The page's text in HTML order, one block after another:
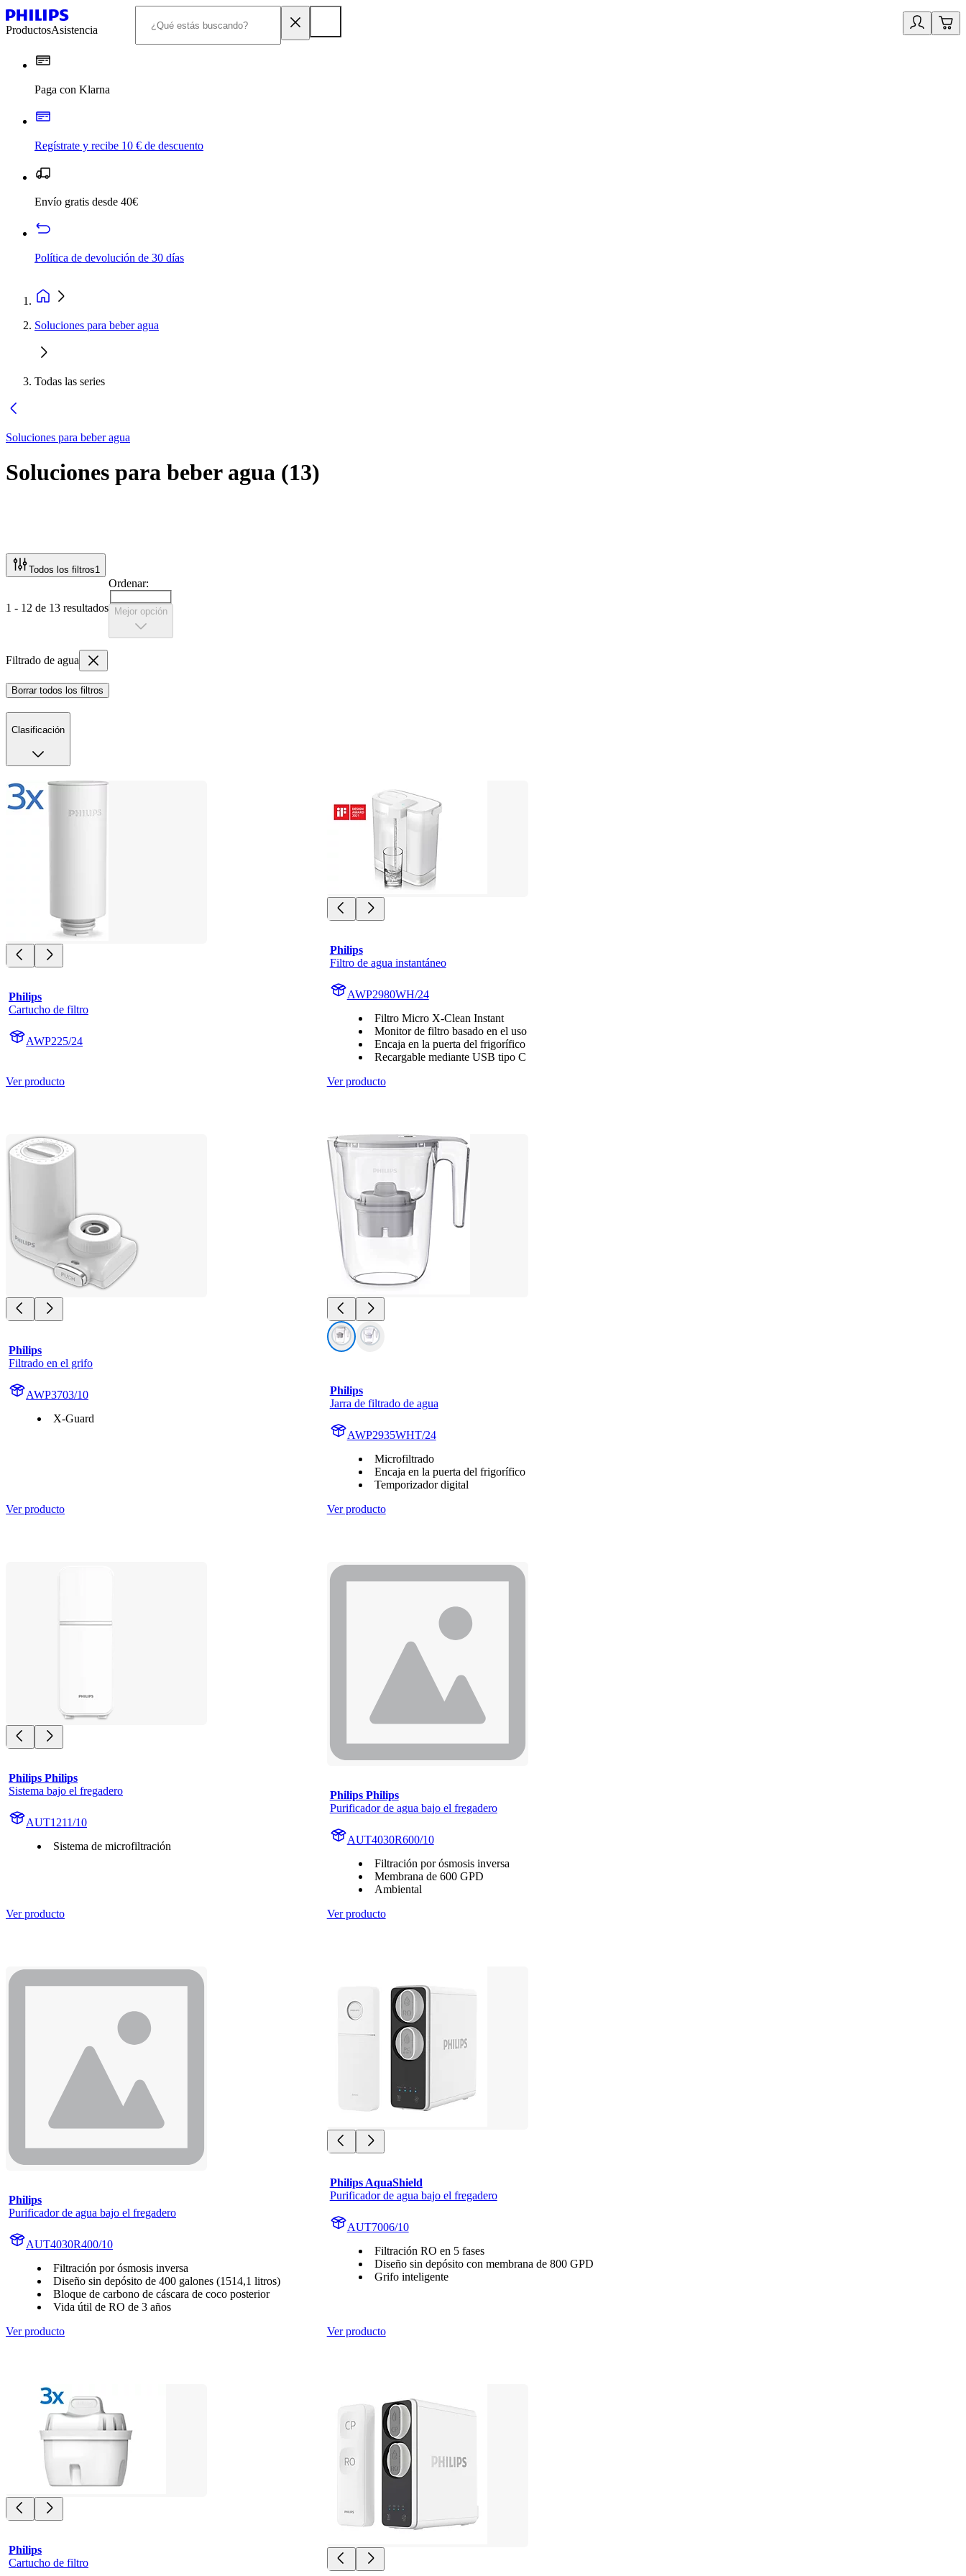
ProductosAsistencia
Paga con Klarna
Regístrate y recibe 10 € de descuento
Envío gratis desde 40€
Política de devolución de 30 días
Soluciones para beber agua
Todas las series
Soluciones para beber agua
Soluciones para beber agua (13)
Todos los filtros1
1 - 12 de 13 resultados
Ordenar:
Mejor opción
Filtrado de agua
Borrar todos los filtros
Clasificación
Philips
Cartucho de filtro
AWP225/24
Ver producto
Philips
Filtro de agua instantáneo
AWP2980WH/24
Filtro Micro X-Clean Instant
Monitor de filtro basado en el uso
Encaja en la puerta del frigorífico
Recargable mediante USB tipo C
Ver producto
Philips
Filtrado en el grifo
AWP3703/10
X-Guard
Ver producto
Philips
Jarra de filtrado de agua
AWP2935WHT/24
Microfiltrado
Encaja en la puerta del frigorífico
Temporizador digital
Ver producto
Philips Philips
Sistema bajo el fregadero
AUT1211/10
Sistema de microfiltración
Ver producto
Philips Philips
Purificador de agua bajo el fregadero
AUT4030R600/10
Filtración por ósmosis inversa
Membrana de 600 GPD
Ambiental
Ver producto
Philips
Purificador de agua bajo el fregadero
AUT4030R400/10
Filtración por ósmosis inversa
Diseño sin depósito de 400 galones (1514,1 litros)
Bloque de carbono de cáscara de coco posterior
Vida útil de RO de 3 años
Ver producto
Philips AquaShield
Purificador de agua bajo el fregadero
AUT7006/10
Filtración RO en 5 fases
Diseño sin depósito con membrana de 800 GPD
Grifo inteligente
Ver producto
Philips
Cartucho de filtro